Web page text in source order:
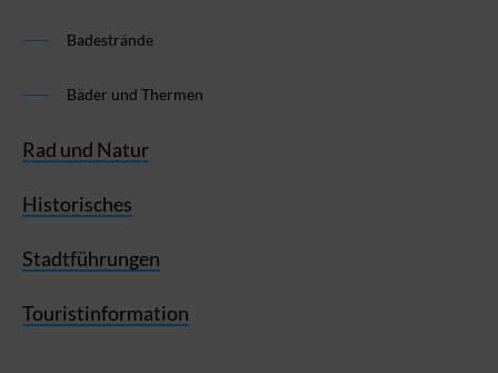
Badestrände
Bäder und Thermen
Rad und Natur
Historisches
Stadtführungen
Touristinformation